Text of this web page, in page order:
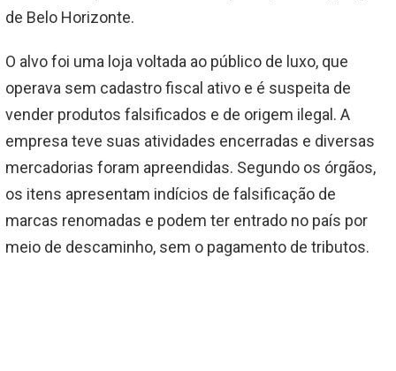
de Belo Horizonte.
O alvo foi uma loja voltada ao público de luxo, que
operava sem cadastro fiscal ativo e é suspeita de
vender produtos falsificados e de origem ilegal. A
empresa teve suas atividades encerradas e diversas
mercadorias foram apreendidas. Segundo os órgãos,
os itens apresentam indícios de falsificação de
marcas renomadas e podem ter entrado no país por
meio de descaminho, sem o pagamento de tributos.